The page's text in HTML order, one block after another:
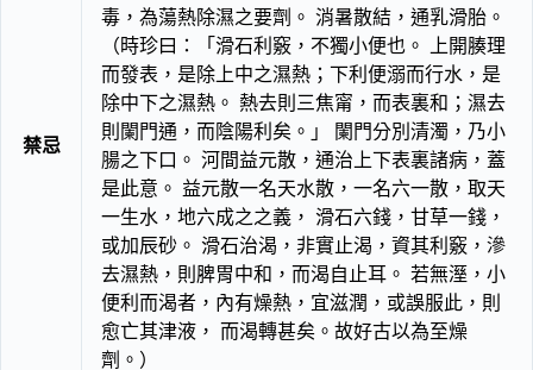
禁忌
毒，為蕩熱除濕之要劑。 消暑散結，通乳滑胎。
（時珍曰：「滑石利竅，不獨小便也。 上開腠理
而發表，是除上中之濕熱；下利便溺而行水，是
除中下之濕熱。 熱去則三焦甯，而表裏和；濕去
則闌門通，而陰陽利矣。」 闌門分別清濁，乃小
腸之下口。 河間益元散，通治上下表裏諸病，蓋
是此意。 益元散一名天水散，一名六一散，取天
一生水，地六成之之義， 滑石六錢，甘草一錢，
或加辰砂。 滑石治渴，非實止渴，資其利竅，滲
去濕熱，則脾胃中和，而渴自止耳。 若無溼，小
便利而渴者，內有燥熱，宜滋潤，或誤服此，則
愈亡其津液， 而渴轉甚矣。故好古以為至燥
劑。）